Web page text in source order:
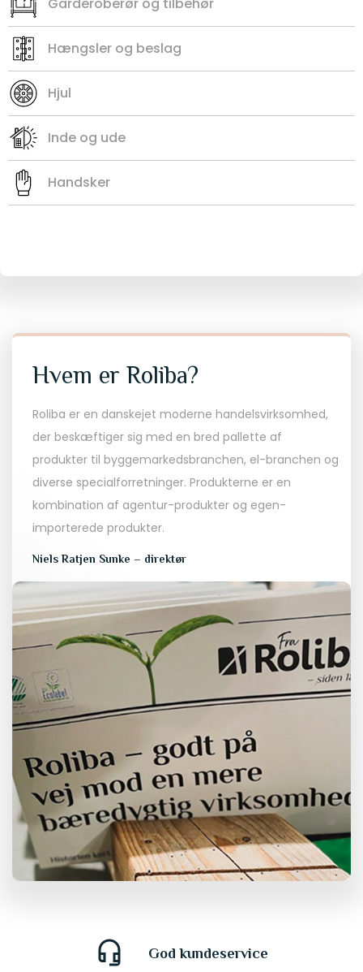
Hængsler og beslag
Hjul
Inde og ude
Handsker
Hvem er Roliba?
Roliba er en danskejet moderne handelsvirksomhed,
der beskæftiger sig med en bred pallette af
produkter til byggemarkedsbranchen, el-branchen og
diverse specialforretninger. Produkterne er en
kombination af agentur-produkter og egen-
importerede produkter.
Niels Ratjen Sunke – direktør
headset_mic God kundeservice